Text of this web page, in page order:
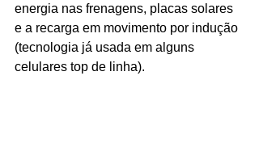
energia nas frenagens, placas solares
e a recarga em movimento por indução
(tecnologia já usada em alguns
celulares top de linha).